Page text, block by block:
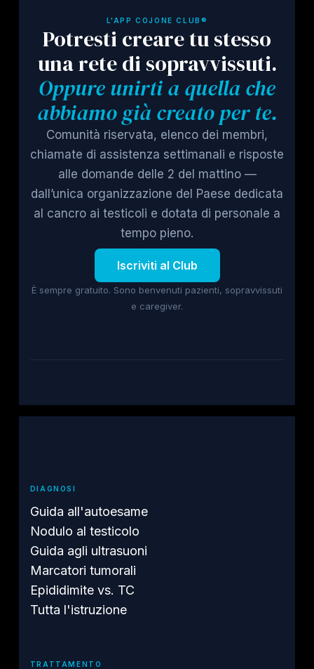
L'APP COJONE CLUB®
Potresti creare tu stesso
una rete di sopravvissuti.
Oppure unirti a quella che
abbiamo già creato per te.
Comunità riservata, elenco dei membri,
chiamate di assistenza settimanali e risposte
alle domande delle 2 del mattino —
dall’unica organizzazione del Paese dedicata
al cancro ai testicoli e dotata di personale a
tempo pieno.
Iscriviti al Club
È sempre gratuito. Sono benvenuti pazienti, sopravvissuti
e caregiver.
DIAGNOSI
Guida all'autoesame
Nodulo al testicolo
Guida agli ultrasuoni
Marcatori tumorali
Epididimite vs. TC
Tutta l'istruzione
TRATTAMENTO